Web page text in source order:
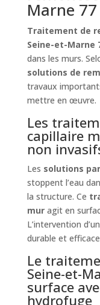
Marne 77
Traitement de
Seine-et-Marne
dans les murs.
solutions de
travaux
mettre en œuvre.
Les
capillaire
non
Les solutions
stoppent l’eau
la structure. Ce
muragit en
L’intervention
durable et
Le
Seine-et-
surface
hydrofuge